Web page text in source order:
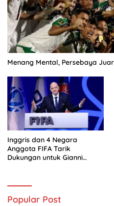
Menang Mental, Persebaya
Inggris dan 4 Negara
Anggota FIFA Tarik
Dukungan untuk Gianni
Popular Post